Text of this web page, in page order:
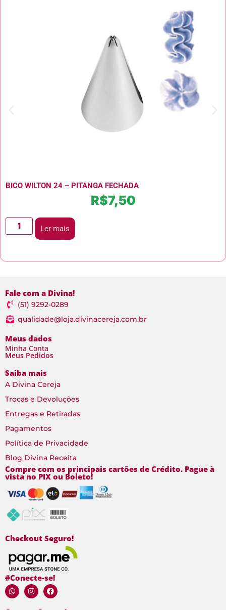
BICO WILTON 24 – PITANGA FECHADA
R$7,50
Ler mais
Fale com a Divina!
(51) 9292-0289
qualidade@loja.divinacereja.com.br
Meus dados
Minha Conta
Meus Pedidos
Saiba mais
A Divina Cereja
Trocas e Devoluções
Entregas e Retiradas
Pagamentos
Política de Privacidade
Blog Divina Receita
Compre com os principais cartões de Crédito. Pague à
vista no PIX ou Boleto!
Checkout Seguro!
#Conecte-se!